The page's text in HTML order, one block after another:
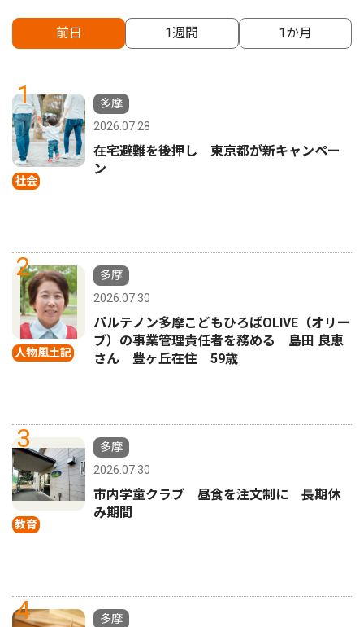
前日 1週間 1か月
1
社会
多摩
2026.07.28
在宅避難を後押し 東京都が新キャンペー
ン
2
人物風土記
多摩
2026.07.30
パルテノン多摩こどもひろばOLIVE（オリー
ブ）の事業管理責任者を務める 島田 良恵
さん 豊ヶ丘在住 59歳
3
教育
多摩
2026.07.30
市内学童クラブ 昼食を注文制に 長期休
み期間
4
多摩